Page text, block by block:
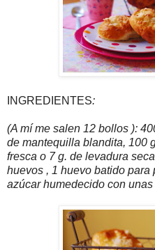
INGREDIENTES:
(A mí me salen 12 bollos ):
de mantequilla blandita, 100
fresca o 7 g. de levadura
huevos , 1 huevo batido para
azúcar humedecido con